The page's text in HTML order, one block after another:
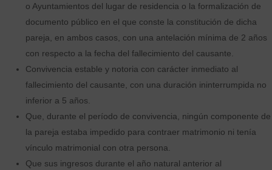
o Ayuntamientos del lugar de residencia o la formalización de
documento público en el que conste la constitución de dicha
pareja, en ambos casos, con una antelación mínima de 2 años
con respecto a la fecha del fallecimiento del causante.
Convivencia estable y notoria con carácter inmediato al
fallecimiento del causante, con una duración ininterrumpida no
inferior a 5 años.
Que, durante el período de convivencia, ningún componente de
la pareja estaba impedido para contraer matrimonio ni tenía
vínculo matrimonial con otra persona.
Que sus ingresos durante el año natural anterior al